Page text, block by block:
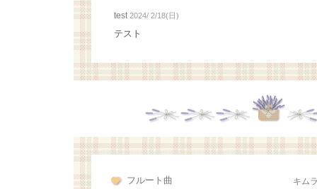
test2024/ 2/18(日)
テスト
フルート曲 キム